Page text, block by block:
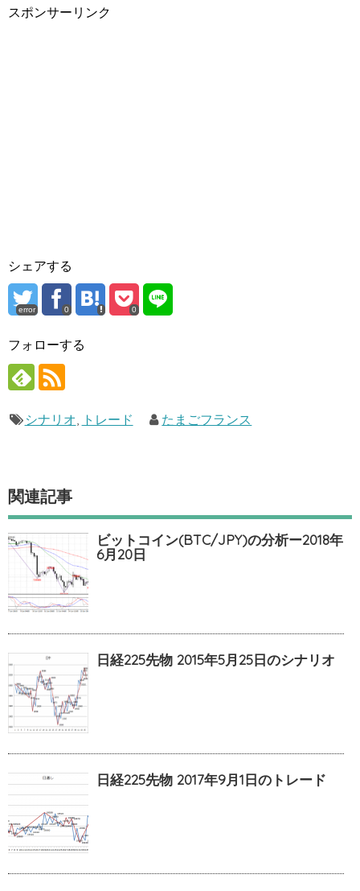
スポンサーリンク
シェアする
error 0 0
フォローする
シナリオ, トレード たまごフランス
関連記事
ビットコイン(BTC/JPY)の分析ー2018年
6月20日
日経225先物 2015年5月25日のシナリオ
日経225先物 2017年9月1日のトレード